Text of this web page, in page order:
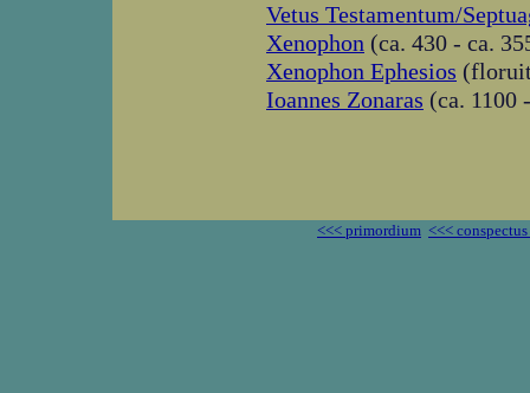
Vetus Testamentum/
Xenophon (ca. 430 - ca.
Xenophon Ephesios
Ioannes Zonaras (ca. 1100
<<< primordium <<<